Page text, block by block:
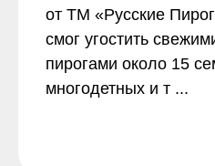
от ТМ «Русские
смог угостить
пирогами около 15
многодетных и т ...